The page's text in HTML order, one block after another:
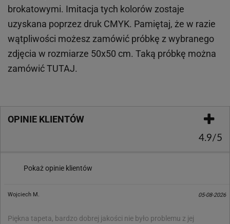
brokatowymi. Imitacja tych kolorów zostaje
uzyskana poprzez druk CMYK. Pamiętaj, że w razie
wątpliwości możesz zamówić próbkę z wybranego
zdjęcia w rozmiarze 50x50 cm. Taką próbkę można
zamówićTUTAJ.
OPINIE KLIENTÓW
4.9/5
Pokaż opinie klientów
Wojciech M. 05-08-2026
Piękna tapeta, bardzo dobrej jakości nie było problemu z jej